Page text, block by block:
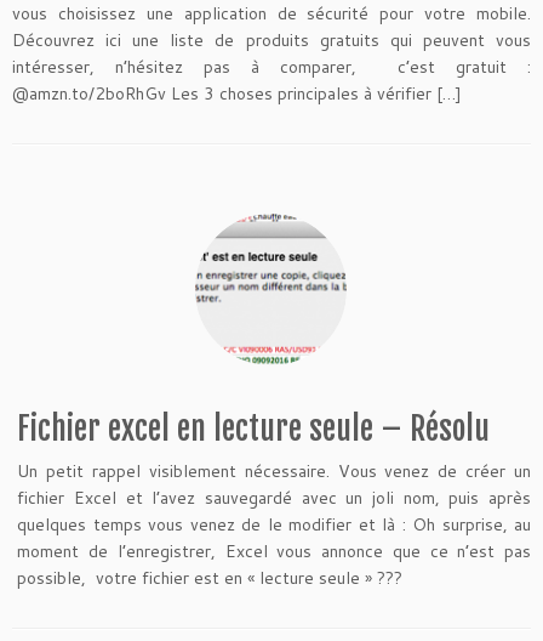
vous choisissez une application de sécurité pour votre mobile.
Découvrez ici une liste de produits gratuits qui peuvent vous
intéresser, n’hésitez pas à comparer, c’est gratuit :
@amzn.to/2boRhGv Les 3 choses principales à vérifier […]
Fichier excel en lecture seule – Résolu
Un petit rappel visiblement nécessaire. Vous venez de créer un
fichier Excel et l’avez sauvegardé avec un joli nom, puis après
quelques temps vous venez de le modifier et là : Oh surprise, au
moment de l’enregistrer, Excel vous annonce que ce n’est pas
possible, votre fichier est en « lecture seule » ???